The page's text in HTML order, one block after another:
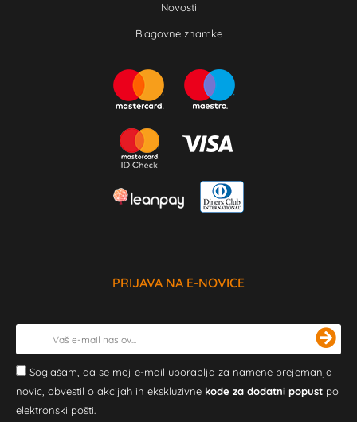
Novosti
Blagovne znamke
PRIJAVA NA E-NOVICE
Soglašam, da se moj e-mail uporablja za namene prejemanja
novic, obvestil o akcijah in ekskluzivne kode za dodatni popust po
elektronski pošti.